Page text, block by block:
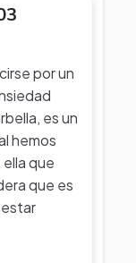
por un
es un
hemos
que
que es